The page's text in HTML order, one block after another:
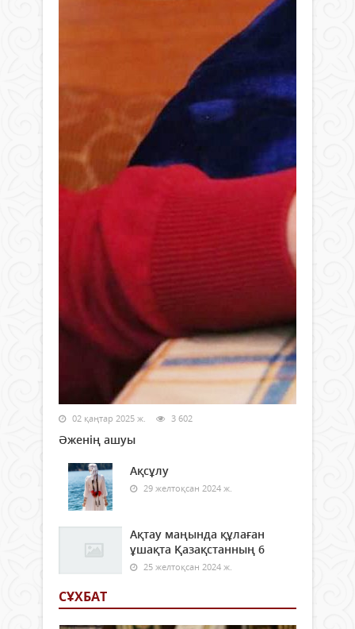
02 қаңтар 2025 ж. 3 602
Әженің ашуы
Ақсұлу
29 желтоқсан 2024 ж.
Ақтау маңында құлаған
ұшақта Қазақстанның 6
25 желтоқсан 2024 ж.
СҰХБАТ